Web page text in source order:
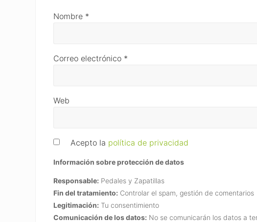
Nombre *
Correo electrónico *
Web
Acepto la política de privacidad
Información sobre protección de datos
Responsable: Pedales y Zapatillas
Fin del tratamiento: Controlar el spam, gestión de comentarios
Legitimación: Tu consentimiento
Comunicación de los datos: No se comunicarán los datos a